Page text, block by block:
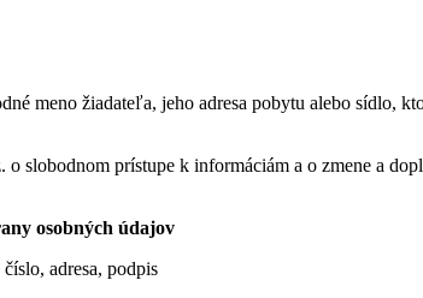
meno žiadateľa, jeho adresa pobytu alebo
slobodnom prístupe k informáciám a o zmene a
osobných údajov
adresa, podpis